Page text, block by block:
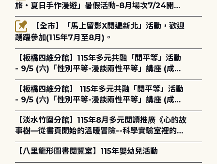
旅・夏日手作漫遊」暑假活動-8月場次7/24開始
報名
踴躍參加(115年7月至8月)。
【板橋四維分館】115年多元共融「閱平等」活動
- 9/5 (六)「性別平等-漫談兩性平等」講座 (成人
講座) ◎ 8/1 (六) 14:00 開始報名
【板橋四維分館】 115年多元共融「閱平等」活動
- 9/5 (六)「性別平等-漫談兩性平等」講座 (成人
講座) ◎ 8/1 (六) 14:00 開始報名
【淡水竹圍分館】115年8月多元閱讀推廣《心的故
事樹—從書頁開始的溫暖冒險--科學實驗室裡的放
電章魚》
【八里龍形圖書閱覽室】115年嬰幼兒活動